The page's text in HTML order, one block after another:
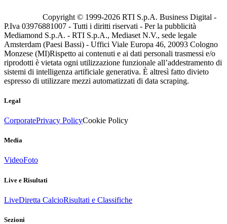
Copyright © 1999-2026 RTI S.p.A. Business Digital -
P.Iva 03976881007 - Tutti i diritti riservati - Per la pubblicità
Mediamond S.p.A. - RTI S.p.A., Mediaset N.V., sede legale
Amsterdam (Paesi Bassi) - Uffici Viale Europa 46, 20093 Cologno
Monzese (MI)Rispetto ai contenuti e ai dati personali trasmessi e/o
riprodotti è vietata ogni utilizzazione funzionale all’addestramento di
sistemi di intelligenza artificiale generativa. È altresì fatto divieto
espresso di utilizzare mezzi automatizzati di data scraping.
Legal
CorporatePrivacy PolicyCookie Policy
Media
VideoFoto
Live e Risultati
LiveDiretta CalcioRisultati e Classifiche
Sezioni